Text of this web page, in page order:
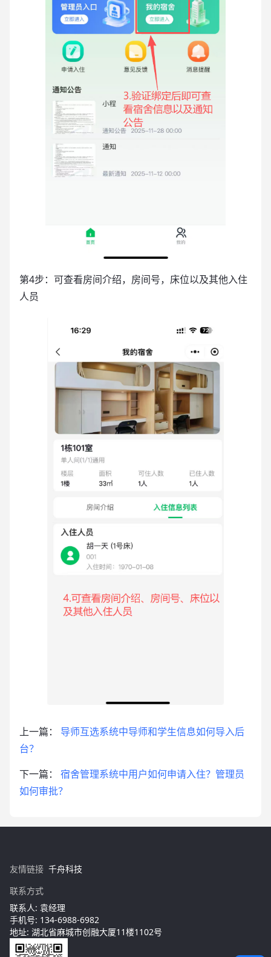
第4步：可查看房间介绍，房间号，床位以及其他入住
人员
上一篇： 导师互选系统中导师和学生信息如何导入后
台？
下一篇： 宿舍管理系统中用户如何申请入住？管理员
如何审批？
友情链接 千舟科技
联系方式
联系人: 袁经理
手机号: 134-6988-6982
地址: 湖北省麻城市创融大厦11楼1102号